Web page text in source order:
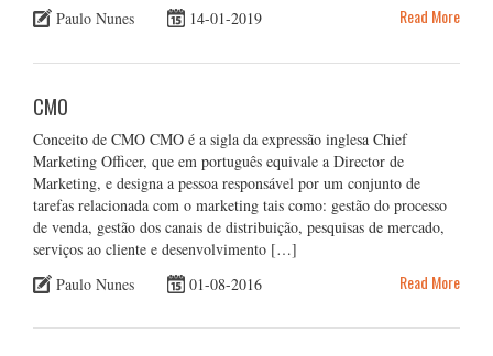
Paulo Nunes
14-01-2019 Read More
CMO
Conceito de CMO CMO é a sigla da expressão inglesa Chief
Marketing Officer, que em português equivale a Director de
Marketing, e designa a pessoa responsável por um conjunto de
tarefas relacionada com o marketing tais como: gestão do processo
de venda, gestão dos canais de distribuição, pesquisas de mercado,
serviços ao cliente e desenvolvimento […]
Paulo Nunes
01-08-2016 Read More